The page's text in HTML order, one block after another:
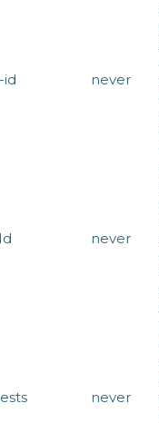
id never
never
never